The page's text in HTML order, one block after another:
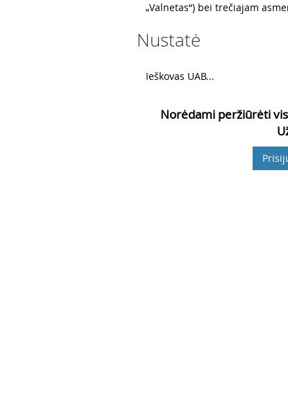
„Valnetas“) bei trečiajam
Nustatė
Ieškovas UAB...
Norėdami peržiūrėti